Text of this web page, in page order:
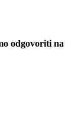
odgovoriti na